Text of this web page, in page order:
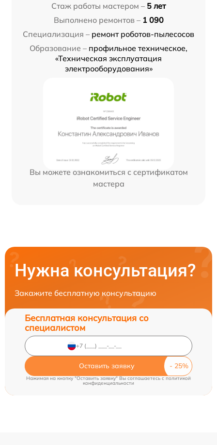
Стаж работы мастером – 5 лет
Выполнено ремонтов – 1 090
Специализация – ремонт роботов-пылесосов
Образование – профильное техническое,
«Техническая эксплуатация
электрооборудования»
Вы можете ознакомиться с сертификатом
мастера
Нужна консультация?
Закажите бесплатную консультацию
Бесплатная консультация со
специалистом
Оставить заявку
Нажимая на кнопку "Оставить заявку" Вы соглашаетесь cполитикой
конфиденциальности